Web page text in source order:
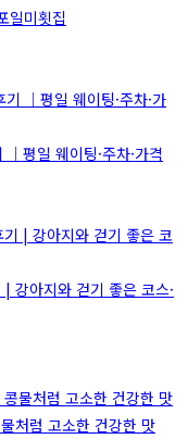
일미횟집
평일 웨이팅·주차·가격
강아지와 걷기 좋은 코스·
처럼 고소한 건강한 맛